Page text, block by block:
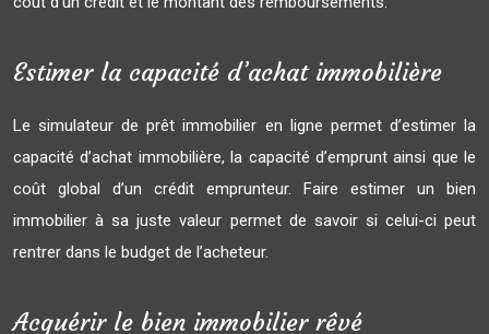
Estimer la capacité d’achat immobilière
Le simulateur de prêt immobilier en ligne permet d’estimer la
capacité d’achat immobilière, la capacité d’emprunt ainsi que le
coût global d’un crédit emprunteur. Faire estimer un bien
immobilier à sa juste valeur permet de savoir si celui-ci peut
rentrer dans le budget de l’acheteur.
Acquérir le bien immobilier rêvé